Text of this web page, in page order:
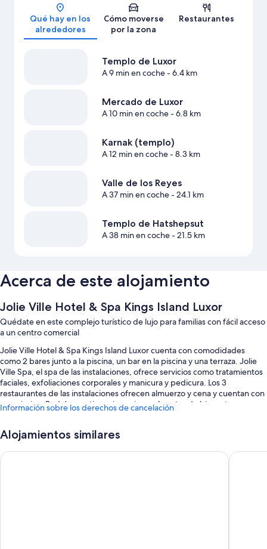
Mapa
Qué hay en los
alrededores
Cómo moverse
por la zona
Restaurantes
Templo de Luxor
A 9 min en coche- 6.4 km
Mercado de Luxor
A 10 min en coche- 6.8 km
Karnak (templo)
A 12 min en coche- 8.3 km
Valle de los Reyes
A 37 min en coche- 24.1 km
Templo de Hatshepsut
A 38 min en coche- 21.5 km
Acerca de este alojamiento
Jolie Ville Hotel & Spa Kings Island Luxor
Quédate en este complejo turístico de lujo para familias con fácil acceso
a un centro comercial
Jolie Ville Hotel & Spa Kings Island Luxor cuenta con comodidades
como 2 bares junto a la piscina, un bar en la piscina y una terraza. Jolie
Ville Spa, el spa de las instalaciones, ofrece servicios como tratamientos
faciales, exfoliaciones corporales y manicura y pedicura. Los 3
restaurantes de las instalaciones ofrecen almuerzo y cena y cuentan con
una piscina. Podrás practicar gimnasia en el centro de bienestar;
tiendas en las instalaciones y un jardín. Además, podrás conectarte al
Información sobre los derechos de cancelación
Alojamientos similares
Pyramisa Hotel Luxor